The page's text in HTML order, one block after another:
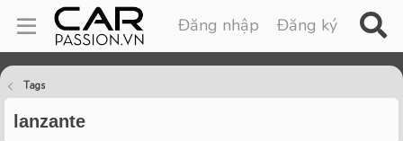
Đăng nhập Đăng ký
Tags
lanzante